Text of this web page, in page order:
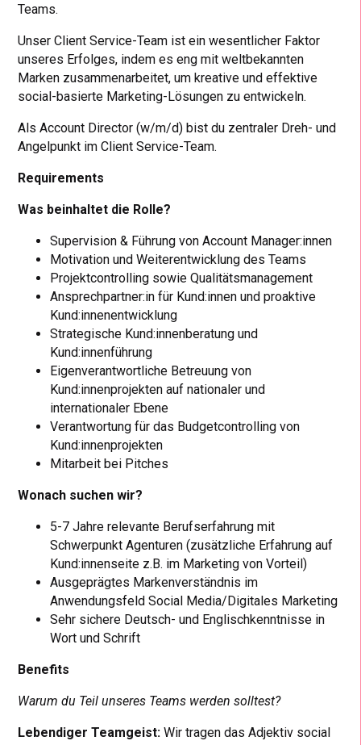
Teams.
Unser Client Service-Team ist ein wesentlicher Faktor
unseres Erfolges, indem es eng mit weltbekannten
Marken zusammenarbeitet, um kreative und effektive
social-basierte Marketing-Lösungen zu entwickeln.
Als Account Director (w/m/d) bist du zentraler Dreh- und
Angelpunkt im Client Service-Team.
Requirements
Was beinhaltet die Rolle?
Supervision & Führung von Account Manager:innen
Motivation und Weiterentwicklung des Teams
Projektcontrolling sowie Qualitätsmanagement
Ansprechpartner:in für Kund:innen und proaktive
Kund:innenentwicklung
Strategische Kund:innenberatung und
Kund:innenführung
Eigenverantwortliche Betreuung von
Kund:innenprojekten auf nationaler und
internationaler Ebene
Verantwortung für das Budgetcontrolling von
Kund:innenprojekten
Mitarbeit bei Pitches
Wonach suchen wir?
5-7 Jahre relevante Berufserfahrung mit
Schwerpunkt Agenturen (zusätzliche Erfahrung auf
Kund:innenseite z.B. im Marketing von Vorteil)
Ausgeprägtes Markenverständnis im
Anwendungsfeld Social Media/Digitales Marketing
Sehr sichere Deutsch- und Englischkenntnisse in
Wort und Schrift
Benefits
Warum du Teil unseres Teams werden solltest?
Lebendiger Teamgeist:Wir tragen das Adjektiv social